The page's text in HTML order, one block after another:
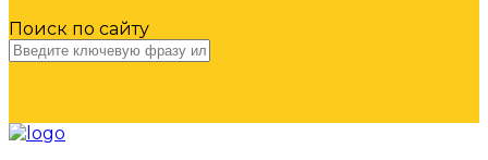
Поиск по сайту